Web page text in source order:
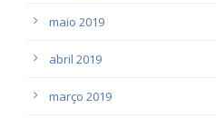
maio 2019
abril 2019
março 2019